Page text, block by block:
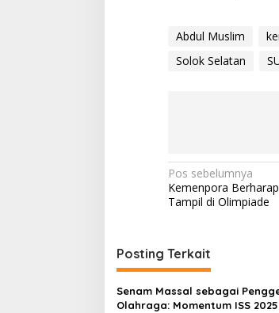
Abdul Muslim
Solok Selatan
Navigasi
pos
Pos sebelumnya
Kemenpora
Tampil di Olimpiade
Posting Terkait
Senam Massal sebagai
Olahraga: Momentum ISS